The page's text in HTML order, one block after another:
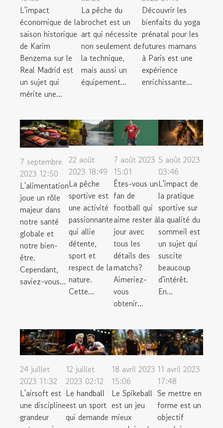
L'impact
économique de la
saison historique
de Karim
Benzema sur le
Real Madrid est
un sujet qui
mérite une...
La pêche du
brochet est un
art qui nécessite
non seulement de
la technique,
mais aussi un
équipement...
Découvrir les
bienfaits du yoga
prénatal pour les
futures mamans
à Paris est une
expérience
enrichissante...
7 septembre
2023 12:50
L'alimentation
joue un rôle
majeur dans
notre santé
globale et
notre bien-
être.
Cependant,
saviez-vous...
22 août
2023 18:49
La pêche
sportive est
une activité
passionnante
qui allie
détente,
sport et
respect de la
nature.
Cette...
7 août 2023
15:01
Êtes-vous un
fan de
football qui
aime rester à
jour avec
tous les
détails des
matchs?
Aimeriez-
vous
obtenir...
5 août 2023
03:46
L'impact de
la pratique
sportive sur
la qualité du
sommeil est
un sujet qui
suscite
beaucoup
d'intérêt.
En...
24 juillet
2023 11:32
L'airsoft est
une discipline
grandeur
12 juillet
2023 02:12
Le handball
est un sport
qui demande
18 avril 2023
15:06
Le Spikeball
est un jeu
mieux
11 avril 2023
17:48
Se mettre en
forme est un
objectif